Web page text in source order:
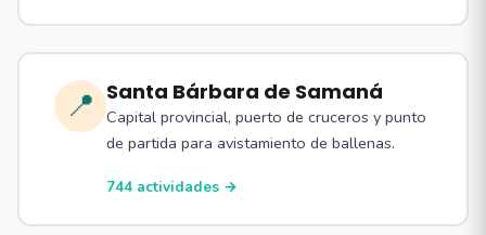
📍 Santa Bárbara de Samaná
Capital provincial, puerto de cruceros y punto
de partida para avistamiento de ballenas.
744 actividades →